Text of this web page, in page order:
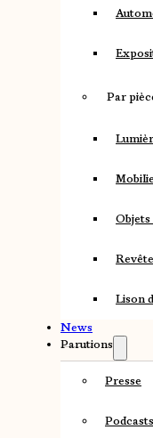
Par
Objets
Lison
News
Parutions
Presse
Podcasts